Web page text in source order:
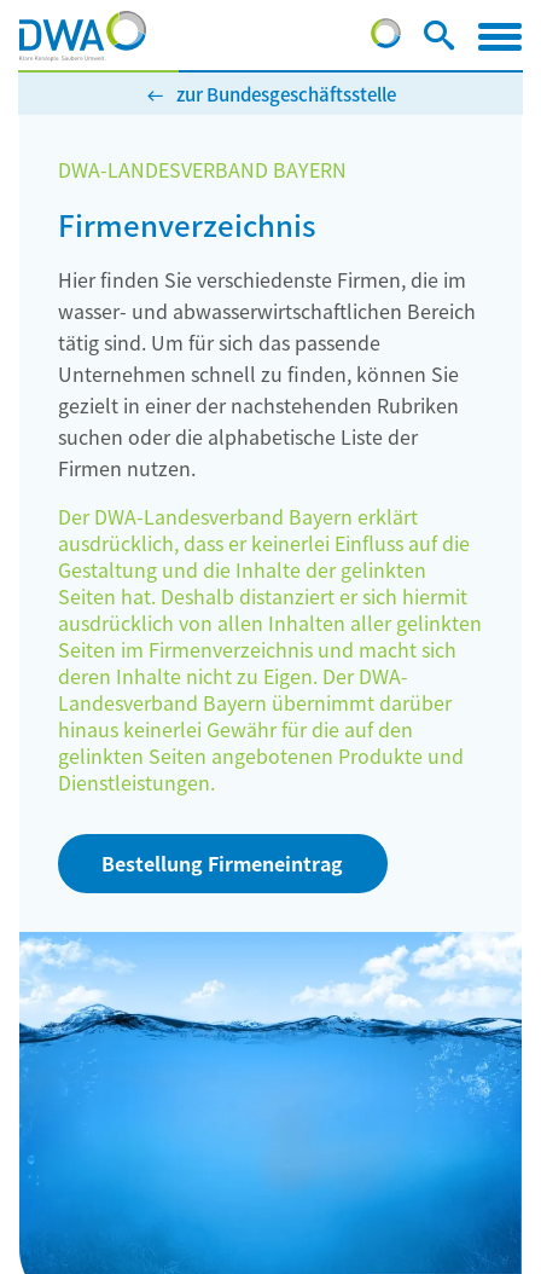
zur Bundesgeschäftsstelle
DWA-LANDESVERBAND BAYERN
Firmenverzeichnis
Hier finden Sie verschiedenste Firmen, die im
wasser- und abwasserwirtschaftlichen Bereich
tätig sind. Um für sich das passende
Unternehmen schnell zu finden, können Sie
gezielt in einer der nachstehenden Rubriken
suchen oder die alphabetische Liste der
Firmen nutzen.
Der DWA-Landesverband Bayern erklärt
ausdrücklich, dass er keinerlei Einfluss auf die
Gestaltung und die Inhalte der gelinkten
Seiten hat. Deshalb distanziert er sich hiermit
ausdrücklich von allen Inhalten aller gelinkten
Seiten im Firmenverzeichnis und macht sich
deren Inhalte nicht zu Eigen. Der DWA-
Landesverband Bayern übernimmt darüber
hinaus keinerlei Gewähr für die auf den
gelinkten Seiten angebotenen Produkte und
Dienstleistungen.
Bestellung Firmeneintrag